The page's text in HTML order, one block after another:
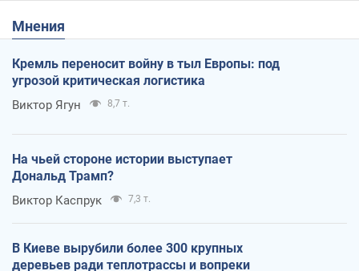
Мнения
Кремль переносит войну в тыл Европы: под
угрозой критическая логистика
Виктор Ягун 8,7 т.
На чьей стороне истории выступает
Дональд Трамп?
Виктор Каспрук 7,3 т.
В Киеве вырубили более 300 крупных
деревьев ради теплотрассы и вопреки